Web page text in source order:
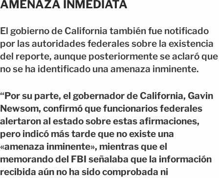
AMENAZA INMEDIATA
El gobierno de California también fue notificado
por las autoridades federales sobre la existencia
del reporte, aunque posteriormente se aclaró que
no se ha identificado una amenaza inminente.
“Por su parte, el gobernador de California, Gavin
Newsom, confirmó que funcionarios federales
alertaron al estado sobre estas afirmaciones,
pero indicó más tarde que no existe una
«amenaza inminente», mientras que el
memorando del FBI señalaba que la información
recibida aún no ha sido comprobada ni